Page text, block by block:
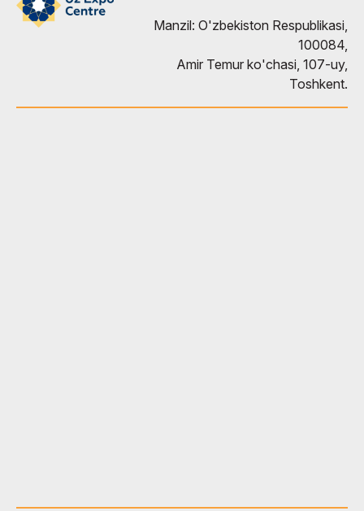
Manzil: O'zbekiston Respublikasi,
100084,
Amir Temur ko'chasi, 107-uy,
Toshkent.